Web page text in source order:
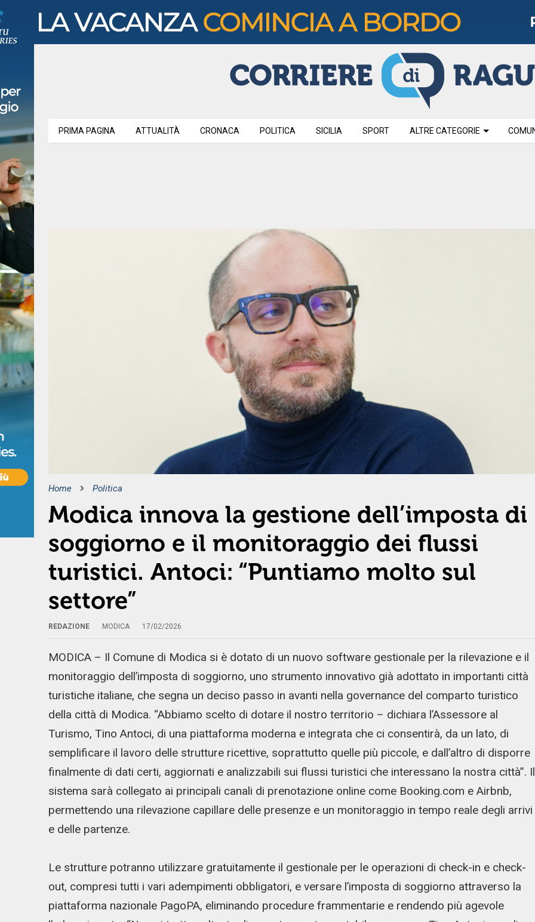
PRIMA PAGINA ATTUALITÀ CRONACA POLITICA SICILIA SPORT ALTRE CATEGORIE
Home Politica
Modica innova la gestione dell’imposta di
soggiorno e il monitoraggio dei flussi
turistici. Antoci: “Puntiamo molto sul
settore”
REDAZIONE MODICA 17/02/2026
MODICA – Il Comune di Modica si è dotato di un nuovo software gestionale per la rilevazione e il
monitoraggio dell’imposta di soggiorno, uno strumento innovativo già adottato in importanti città
turistiche italiane, che segna un deciso passo in avanti nella governance del comparto turistico
della città di Modica. “Abbiamo scelto di dotare il nostro territorio – dichiara l’Assessore al
Turismo, Tino Antoci, di una piattaforma moderna e integrata che ci consentirà, da un lato, di
semplificare il lavoro delle strutture ricettive, soprattutto quelle più piccole, e dall’altro di disporre
finalmente di dati certi, aggiornati e analizzabili sui flussi turistici che interessano la nostra città”. Il
sistema sarà collegato ai principali canali di prenotazione online come Booking.com e Airbnb,
permettendo una rilevazione capillare delle presenze e un monitoraggio in tempo reale degli arrivi
e delle partenze.
Le strutture potranno utilizzare gratuitamente il gestionale per le operazioni di check-in e check-
out, compresi tutti i vari adempimenti obbligatori, e versare l’imposta di soggiorno attraverso la
piattaforma nazionale PagoPA, eliminando procedure frammentarie e rendendo più agevole